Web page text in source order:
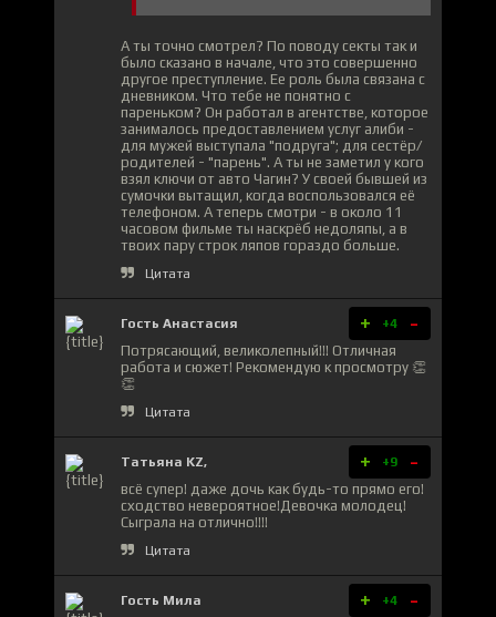
А ты точно смотрел? По поводу секты так и
было сказано в начале, что это совершенно
другое преступление. Ее роль была связана с
дневником. Что тебе не понятно с
пареньком? Он работал в агентстве, которое
занималось предоставлением услуг алиби -
для мужей выступала "подруга"; для сестёр/
родителей - "парень". А ты не заметил у кого
взял ключи от авто Чагин? У своей бывшей из
сумочки вытащил, когда воспользовался её
телефоном. А теперь смотри - в около 11
часовом фильме ты наскрёб недоляпы, а в
твоих пару строк ляпов гораздо больше.
Цитата
Гость Анастасия + +4 -
Потрясающий, великолепный!!! Отличная
работа и сюжет! Рекомендую к просмотру 👏
👏
Цитата
Татьяна KZ, + +9 -
всё супер! даже дочь как будь-то прямо его!
сходство невероятное!Девочка молодец!
Сыграла на отлично!!!!
Цитата
Гость Мила + +4 -